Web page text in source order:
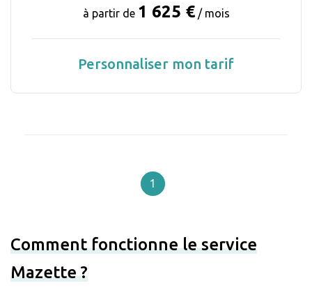
à partir de 1 625 € / mois
Personnaliser mon tarif
1
Comment fonctionne le service
Mazette ?